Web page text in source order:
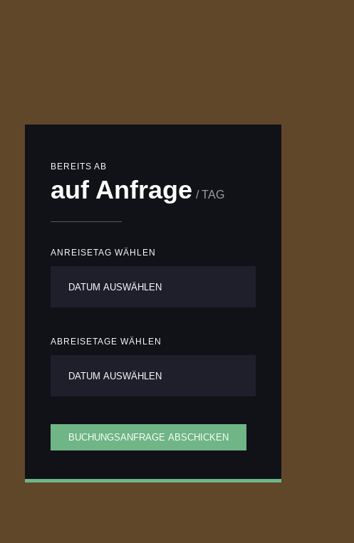
BEREITS AB
auf Anfrage / TAG
ANREISETAG WÄHLEN
ABREISETAGE WÄHLEN
BUCHUNGSANFRAGE ABSCHICKEN